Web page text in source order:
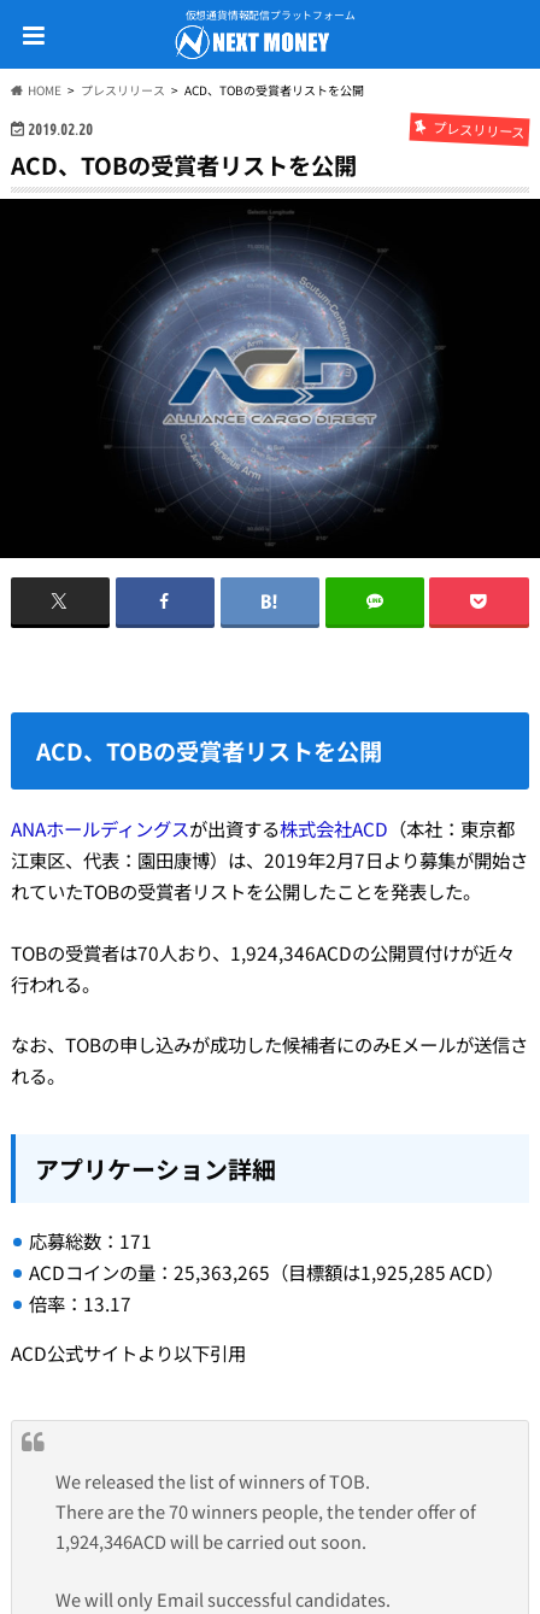
仮想通貨情報配信プラットフォーム
HOME プレスリリース ACD、TOBの受賞者リストを公開
2019.02.20 プレスリリース
ACD、TOBの受賞者リストを公開
ACD、TOBの受賞者リストを公開
ANAホールディングスが出資する株式会社ACD （本社：東京都
江東区、代表：園田康博）は、2019年2月7日より募集が開始さ
れていたTOBの受賞者リストを公開したことを発表した。
TOBの受賞者は70人おり、1,924,346ACDの公開買付けが近々
行われる。
なお、TOBの申し込みが成功した候補者にのみEメールが送信さ
れる。
アプリケーション詳細
応募総数：171
ACDコインの量：25,363,265（目標額は1,925,285 ACD）
倍率：13.17
ACD公式サイトより以下引用
We released the list of winners of TOB.
There are the 70 winners people, the tender offer of
1,924,346ACD will be carried out soon.
We will only Email successful candidates.